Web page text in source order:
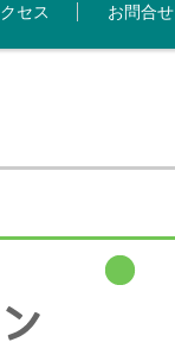
セス お問合せ